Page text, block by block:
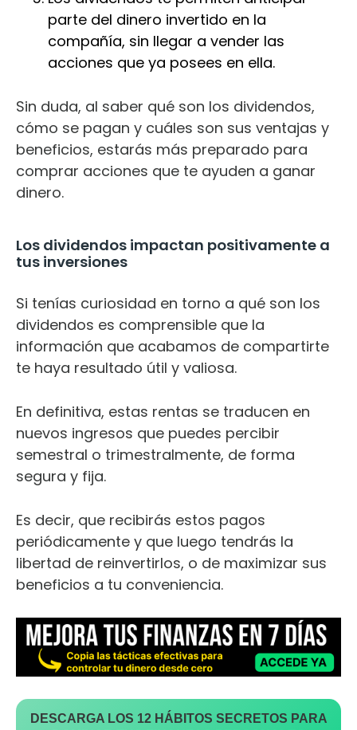
parte del dinero invertido en la
compañía, sin llegar a vender las
acciones que ya posees en ella.
Sin duda, al saber qué son los dividendos,
cómo se pagan y cuáles son sus ventajas y
beneficios, estarás más preparado para
comprar acciones que te ayuden a ganar
dinero.
Los dividendos impactan positivamente a
tus inversiones
Si tenías curiosidad en torno a qué son los
dividendos es comprensible que la
información que acabamos de compartirte
te haya resultado útil y valiosa.
En definitiva, estas rentas se traducen en
nuevos ingresos que puedes percibir
semestral o trimestralmente, de forma
segura y fija.
Es decir, que recibirás estos pagos
periódicamente y que luego tendrás la
libertad de reinvertirlos, o de maximizar sus
beneficios a tu conveniencia.
DESCARGA LOS 12 HÁBITOS SECRETOS PARA